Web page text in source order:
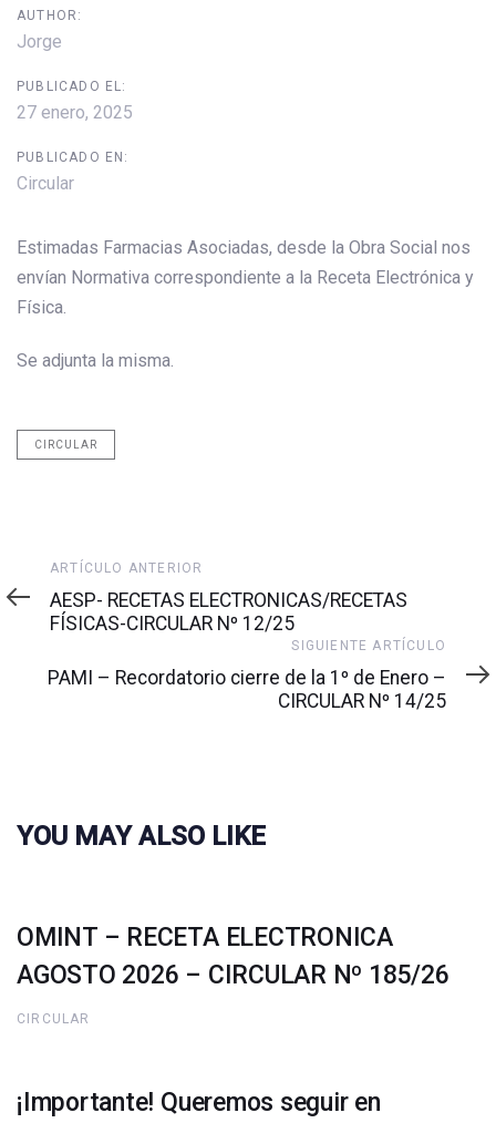
AUTHOR:
Jorge
PUBLICADO EL:
27 enero, 2025
PUBLICADO EN:
Circular
Estimadas Farmacias Asociadas, desde la Obra Social nos
envían Normativa correspondiente a la Receta Electrónica y
Física.
Se adjunta la misma.
CIRCULAR
Artículo
anterior
ARTÍCULO ANTERIOR
AESP- RECETAS ELECTRONICAS/RECETAS
FÍSICAS-CIRCULAR Nº 12/25
artículo
SIGUIENTE ARTÍCULO
PAMI – Recordatorio cierre de la 1º de Enero –
CIRCULAR Nº 14/25
YOU MAY ALSO LIKE
OMINT – RECETA ELECTRONICA
AGOSTO 2026 – CIRCULAR Nº 185/26
CIRCULAR
¡Importante! Queremos seguir en